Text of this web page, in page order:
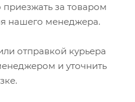
приезжать за товаром
нашего менеджера.
отправкой курьера
и уточнить